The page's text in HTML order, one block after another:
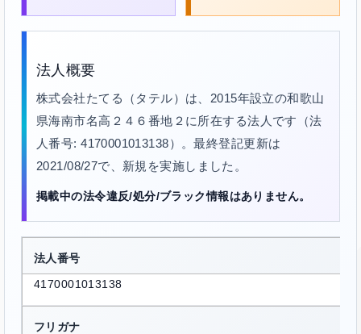
法人概要
株式会社たてる（タテル）は、2015年設立の和歌山
県海南市名高２４６番地２に所在する法人です（法
人番号: 4170001013138）。最終登記更新は
2021/08/27で、新規を実施しました。
掲載中の法令違反/処分/ブラック情報はありません。
法人番号
4170001013138
フリガナ